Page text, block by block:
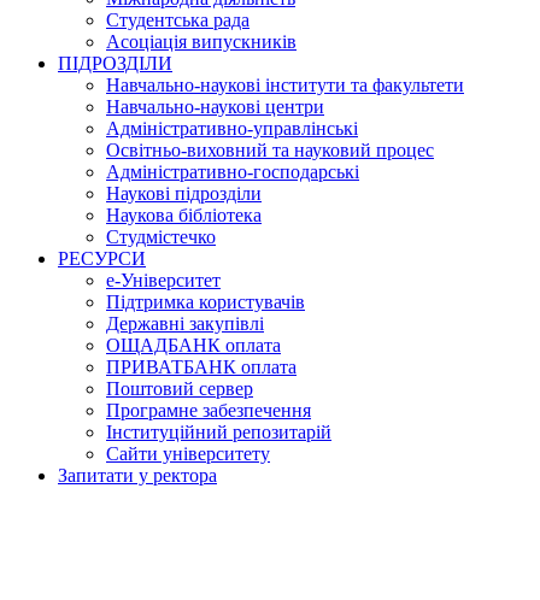
Студентська рада
Асоціація випускників
ПІДРОЗДІЛИ
Навчально-наукові інститути та факультети
Навчально-наукові центри
Адміністративно-управлінські
Освітньо-виховний та науковий процес
Адміністративно-господарські
Наукові підрозділи
Наукова бібліотека
Студмістечко
РЕСУРСИ
е-Університет
Підтримка користувачів
Державні закупівлі
ОЩАДБАНК оплата
ПРИВАТБАНК оплата
Поштовий сервер
Програмне забезпечення
Інституційний репозитарій
Сайти університету
Запитати у ректора